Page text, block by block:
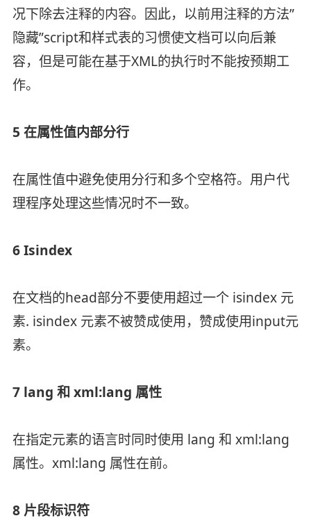
况下除去注释的内容。因此，以前用注释的方法”
隐藏”script和样式表的习惯使文档可以向后兼
容，但是可能在基于XML的执行时不能按预期工
作。
5 在属性值内部分行
在属性值中避免使用分行和多个空格符。用户代
理程序处理这些情况时不一致。
6 Isindex
在文档的head部分不要使用超过一个 isindex 元
素. isindex 元素不被赞成使用，赞成使用input元
素。
7 lang 和 xml:lang 属性
在指定元素的语言时同时使用 lang 和 xml:lang
属性。xml:lang 属性在前。
8 片段标识符